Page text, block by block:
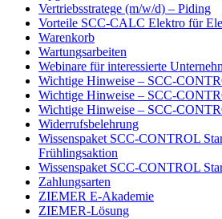
Vertriebsstratege (m/w/d) – Piding
Vorteile SCC-CALC Elektro für
Warenkorb
Wartungsarbeiten
Webinare für interessierte
Wichtige Hinweise – SCC-
Wichtige Hinweise – SCC-
Wichtige Hinweise – SCC-
Widerrufsbelehrung
Wissenspaket SCC-CONTROL
Frühlingsaktion
Wissenspaket SCC-CONTROL
Zahlungsarten
ZIEMER E-Akademie
ZIEMER-Lösung